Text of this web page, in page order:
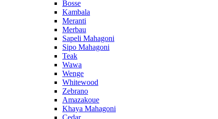
Bosse
Kambala
Meranti
Merbau
Sapeli Mahagoni
Sipo Mahagoni
Teak
Wawa
Wenge
Whitewood
Zebrano
Amazakoue
Khaya Mahagoni
Cedar